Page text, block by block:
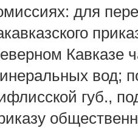
для
Кавказе
вод;
губ.,